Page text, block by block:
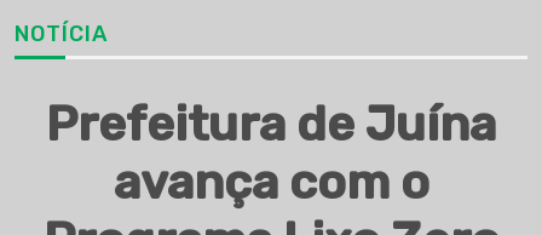
NOTÍCIA
Prefeitura de Juína
avança com o